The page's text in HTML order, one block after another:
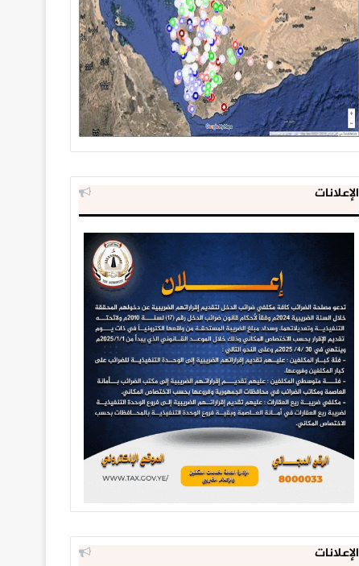
الإعلانات
الإعلانات